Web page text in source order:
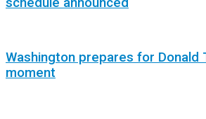
Washington prepares for Donald
moment